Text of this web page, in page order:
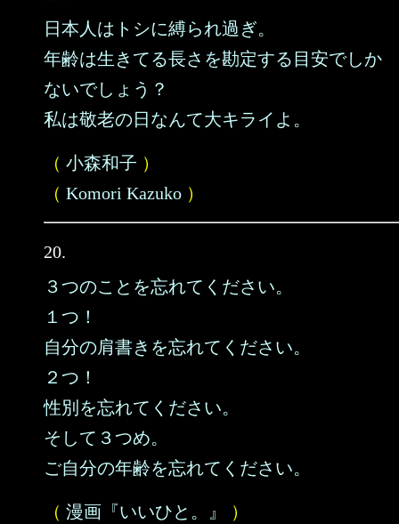
日本人はトシに縛られ過ぎ。
年齢は生きてる長さを勘定する目安でしか
ないでしょう？
私は敬老の日なんて大キライよ。
（ 小森和子 ）
（ Komori Kazuko ）
20.
３つのことを忘れてください。
１つ！
自分の肩書きを忘れてください。
２つ！
性別を忘れてください。
そして３つめ。
ご自分の年齢を忘れてください。
（ 漫画『いいひと。』
）